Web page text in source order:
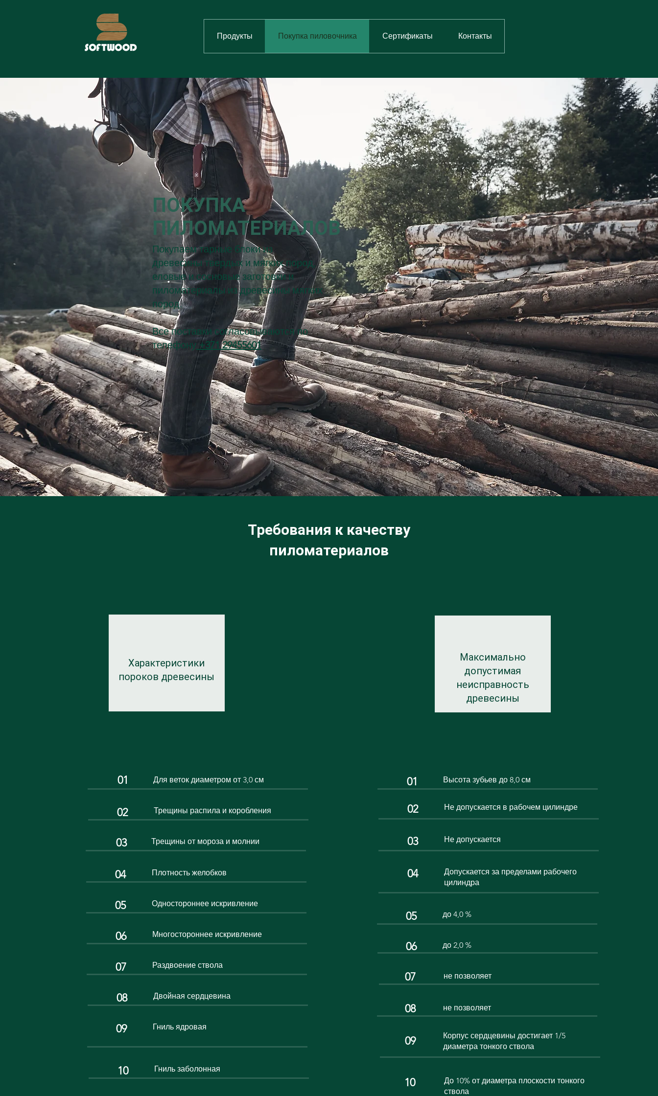
Продукты Покупка пиловочника Сертификаты Контакты
ПОКУПКА
ПИЛОМАТЕРИАЛОВ
Покупаем тарные блоки из
древесины твердых и мягких пород,
еловые и сосновые заготовки и
пиломатериалы из древесины мягких
пород.
Все поставки согласовываются по
телефону +371 29455601
Требования к качеству
пиломатериалов
Характеристики
пороков древесины
01 Для веток диаметром от 3,0 см
02 Трещины распила и коробления
03 Трещины от мороза и молнии
04 Плотность желобков
05 Одностороннее искривление
06 Многостороннее искривление
07 Раздвоение ствола
08 Двойная сердцевина
09 Гниль ядровая
10 Гниль заболонная
Максимально
допустимая
неисправность
древесины
01 Высота зубьев до 8,0 см
02 Не допускается в рабочем цилиндре
03 Не допускается
04
Допускается за пределами рабочего
цилиндра
05 до 4,0 %
06 до 2,0 %
07 не позволяет
08 не позволяет
09
Корпус сердцевины достигает 1/5
диаметра тонкого ствола
10
До 10% от диаметра плоскости тонкого
ствола